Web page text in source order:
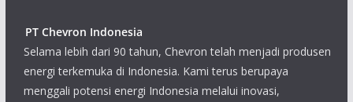
PT Chevron Indonesia
Selama lebih dari 90 tahun, Chevron telah menjadi produsen
energi terkemuka di Indonesia. Kami terus berupaya
menggali potensi energi Indonesia melalui inovasi,